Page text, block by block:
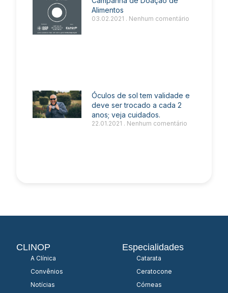
Alimentos
03.02.2021 Nenhum comentário
Óculos de sol tem validade e
deve ser trocado a cada 2
anos; veja cuidados.
22.01.2021 Nenhum comentário
CLINOP
A Clínica
Convênios
Notícias
Especialidades
Catarata
Ceratocone
Córneas